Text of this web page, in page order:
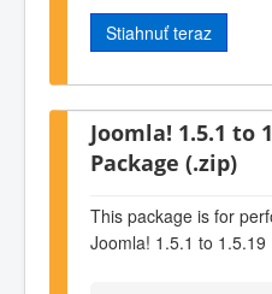
Stiahnuť teraz
Joomla! 1.5.1 to
Package (.zip)
This package is for
Joomla! 1.5.1 to 1.5.19